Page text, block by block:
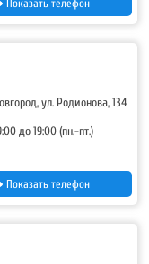
Показать телефон
ул. Родионова, 134
до 19:00 (пн.-пт.)
,+7 (831) 434-95-25
Показать телефон